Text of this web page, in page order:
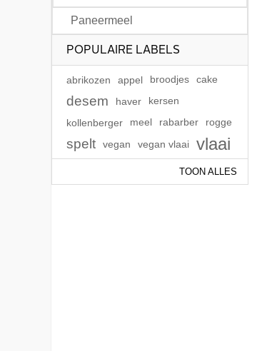
Paneermeel
POPULAIRE LABELS
abrikozen appel broodjes cake
desem haver kersen
kollenberger meel rabarber rogge
spelt vegan vegan vlaai vlaai
TOON ALLES